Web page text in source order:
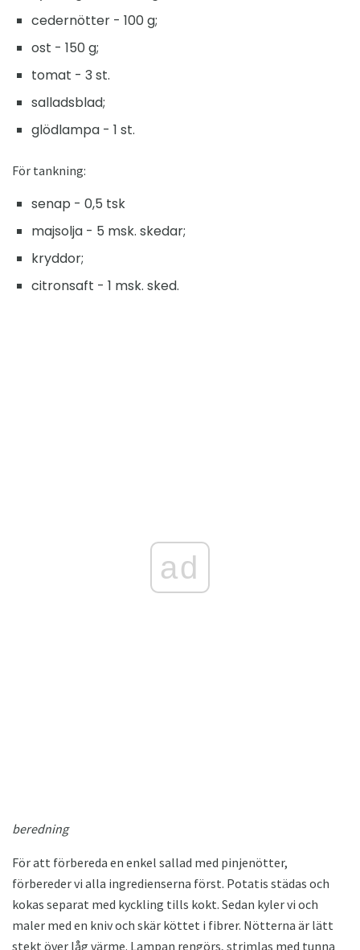
cedernötter - 100 g;
ost - 150 g;
tomat - 3 st.
salladsblad;
glödlampa - 1 st.
För tankning:
senap - 0,5 tsk
majsolja - 5 msk. skedar;
kryddor;
citronsaft - 1 msk. sked.
ad
beredning
För att förbereda en enkel sallad med pinjenötter,
förbereder vi alla ingredienserna först. Potatis städas och
kokas separat med kyckling tills kokt. Sedan kyler vi och
maler med en kniv och skär köttet i fibrer. Nötterna är lätt
stekt över låg värme. Lampan rengörs, strimlas med tunna